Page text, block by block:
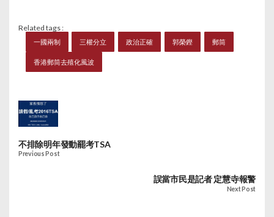
Related tags :
一國兩制 三權分立 政治正確 郭榮鏗 郵筒
香港郵筒去殖化風波
不排除明年發動罷考TSA
Previous Post
誤當市民是記者 定慧寺報警
Next Post